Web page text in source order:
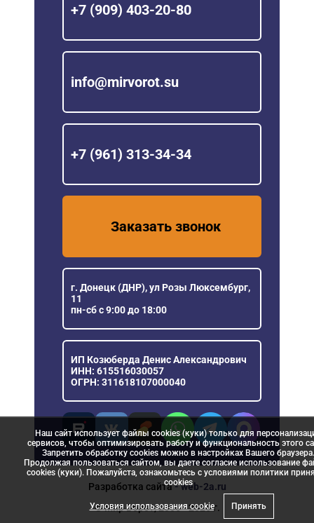
+7 (909) 403-20-80
info@mirvorot.su
+7 (961) 313-34-34
Заказать звонок
г. Донецк (ДНР), ул Розы Люксембург,
11
пн-сб с 9:00 до 18:00
ИП Козюберда Денис Александрович
ИНН: 615516030057
ОГРН: 311618107000040
Разработка сайта- web-2a.ru
© Мир Ворот, 2006 - 2026 г.
Наш сайт использует файлы cookies (куки) только для
сервисов, чтобы оптимизировать работу и функциональность этого
Запретить обработку cookies можно в настройках Вашего браузера.
Продолжая пользоваться сайтом, вы даете согласие использование
cookies (куки). Пожалуйста, ознакомьтесь с условиями политики
сookies
Условия использования cookie Принять